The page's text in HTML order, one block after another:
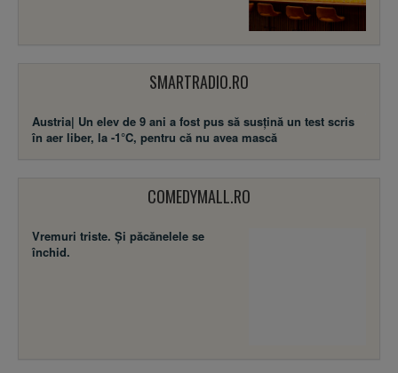
SMARTRADIO.RO
Austria| Un elev de 9 ani a fost pus să susţină un test scris
în aer liber, la -1°C, pentru că nu avea mască
COMEDYMALL.RO
Vremuri triste. Şi păcănelele se
închid.